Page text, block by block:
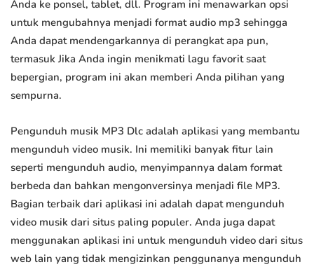
Anda ke ponsel, tablet, dll. Program ini menawarkan opsi
untuk mengubahnya menjadi format audio mp3 sehingga
Anda dapat mendengarkannya di perangkat apa pun,
termasuk Jika Anda ingin menikmati lagu favorit saat
bepergian, program ini akan memberi Anda pilihan yang
sempurna.
Pengunduh musik MP3 Dlc adalah aplikasi yang membantu
mengunduh video musik. Ini memiliki banyak fitur lain
seperti mengunduh audio, menyimpannya dalam format
berbeda dan bahkan mengonversinya menjadi file MP3.
Bagian terbaik dari aplikasi ini adalah dapat mengunduh
video musik dari situs paling populer. Anda juga dapat
menggunakan aplikasi ini untuk mengunduh video dari situs
web lain yang tidak mengizinkan penggunanya mengunduh